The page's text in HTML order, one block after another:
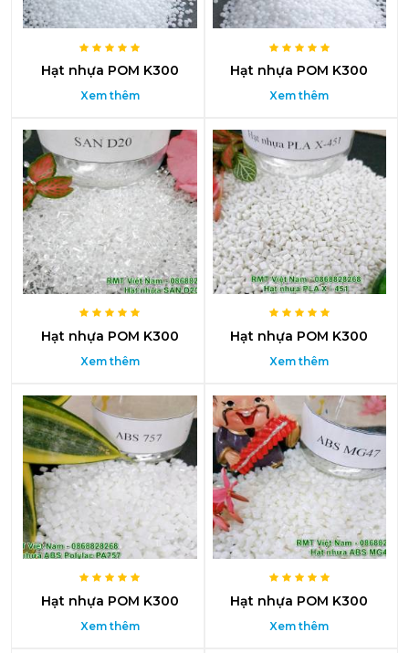
Hạt nhựa POM K300
Xem thêm
Hạt nhựa POM K300
Xem thêm
Hạt nhựa POM K300
Xem thêm
Hạt nhựa POM K300
Xem thêm
Hạt nhựa POM K300
Xem thêm
Hạt nhựa POM K300
Xem thêm